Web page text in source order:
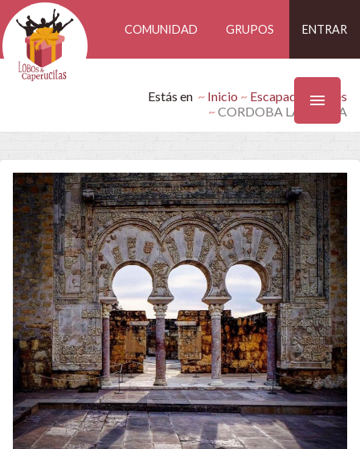
COMUNIDAD GRUPOS ENTRAR
Estás en Inicio
Escapadas Findes
CORDOBA LA GUAPA